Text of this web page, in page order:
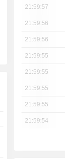
21:59:57
21:59:56
21:59:56
21:59:55
21:59:55
21:59:55
21:59:55
21:59:54